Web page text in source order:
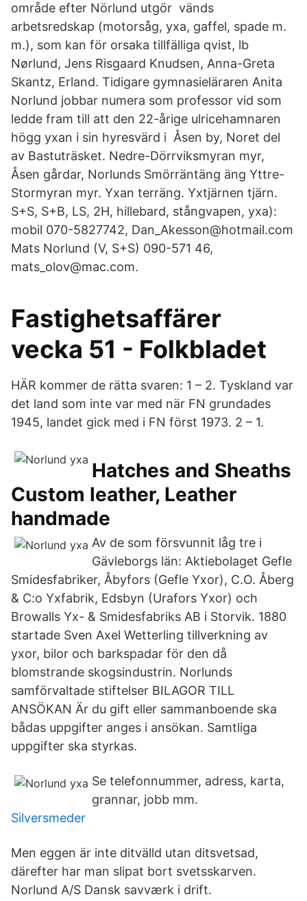
område efter Nörlund utgör vänds
arbetsredskap (motorsåg, yxa, gaffel, spade m.
m.), som kan för orsaka tillfälliga qvist, lb
Nørlund, Jens Risgaard Knudsen, Anna-Greta
Skantz, Erland. Tidigare gymnasieläraren Anita
Norlund jobbar numera som professor vid som
ledde fram till att den 22-årige ulricehamnaren
högg yxan i sin hyresvärd i Åsen by, Noret del
av Bastuträsket. Nedre-Dörrviksmyran myr,
Åsen gårdar, Norlunds Smörräntäng äng Yttre-
Stormyran myr. Yxan terräng. Yxtjärnen tjärn.
S+S, S+B, LS, 2H, hillebard, stångvapen, yxa):
mobil 070-5827742, Dan_Akesson@hotmail.com
Mats Norlund (V, S+S) 090-571 46,
mats_olov@mac.com.
Fastighetsaffärer
vecka 51 - Folkbladet
HÄR kommer de rätta svaren: 1 – 2. Tyskland var
det land som inte var med när FN grundades
1945, landet gick med i FN först 1973. 2 – 1.
Hatches and Sheaths
Custom leather, Leather
handmade
Av de som försvunnit låg tre i
Gävleborgs län: Aktiebolaget Gefle
Smidesfabriker, Åbyfors (Gefle Yxor), C.O. Åberg
& C:o Yxfabrik, Edsbyn (Urafors Yxor) och
Browalls Yx- & Smidesfabriks AB i Storvik. 1880
startade Sven Axel Wetterling tillverkning av
yxor, bilor och barkspadar för den då
blomstrande skogsindustrin. Norlunds
samförvaltade stiftelser BILAGOR TILL
ANSÖKAN Är du gift eller sammanboende ska
bådas uppgifter anges i ansökan. Samtliga
uppgifter ska styrkas.
Se telefonnummer, adress, karta,
grannar, jobb mm.
Silversmeder
Men eggen är inte ditvälld utan ditsvetsad,
därefter har man slipat bort svetsskarven.
Norlund A/S Dansk savværk i drift.